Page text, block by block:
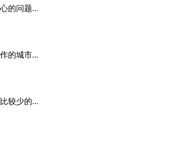
的问题...
的城市...
较少的...